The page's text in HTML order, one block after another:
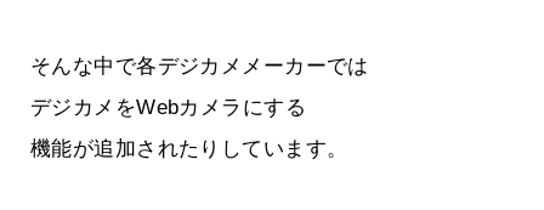
そんな中で各デジカメメーカーでは
デジカメをWebカメラにする
機能が追加されたりしています。